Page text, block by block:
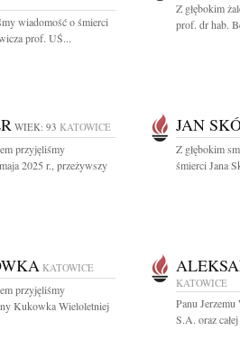
wiadomość o śmierci
prof. UŚ...
Z głębokim
prof. dr hab.
WIEK: 93 KATOWICE
przyjęliśmy
2025 r., przeżywszy
JAN
Z głębokim
śmierci Jana
KATOWICE
przyjęliśmy
Kukowka Wieloletniej
KATOWICE
Panu
S.A. oraz